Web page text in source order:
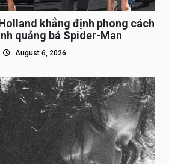
khẳng định phong cách
quảng bá Spider-Man
August 6, 2026